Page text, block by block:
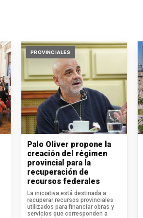
PROVINCIALES
Palo Oliver propone la
creación del régimen
provincial para la
recuperación de
recursos federales
La iniciativa está destinada a
recuperar recursos provinciales
utilizados para financiar obras y
servicios que corresponden a